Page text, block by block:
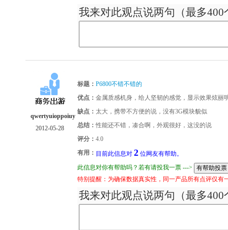
我来对此观点说两句（最多400
qwertyuioppoiuy
2012-05-28
标题： P6800不错不错的
优点： 金属质感机身，给人坚韧的感觉，显示效果炫丽
缺点： 太大，携带不方便的说，没有3G模块貌似
总结： 性能还不错，凑合啊，外观很好，这没的说
评分： 4.0
有用： 目前此信息对 2 位网友有帮助。
此信息对你有帮助吗？若有请投我一票 --->
特别提醒：为确保数据真实性，同一产品所有点评仅有
我来对此观点说两句（最多400